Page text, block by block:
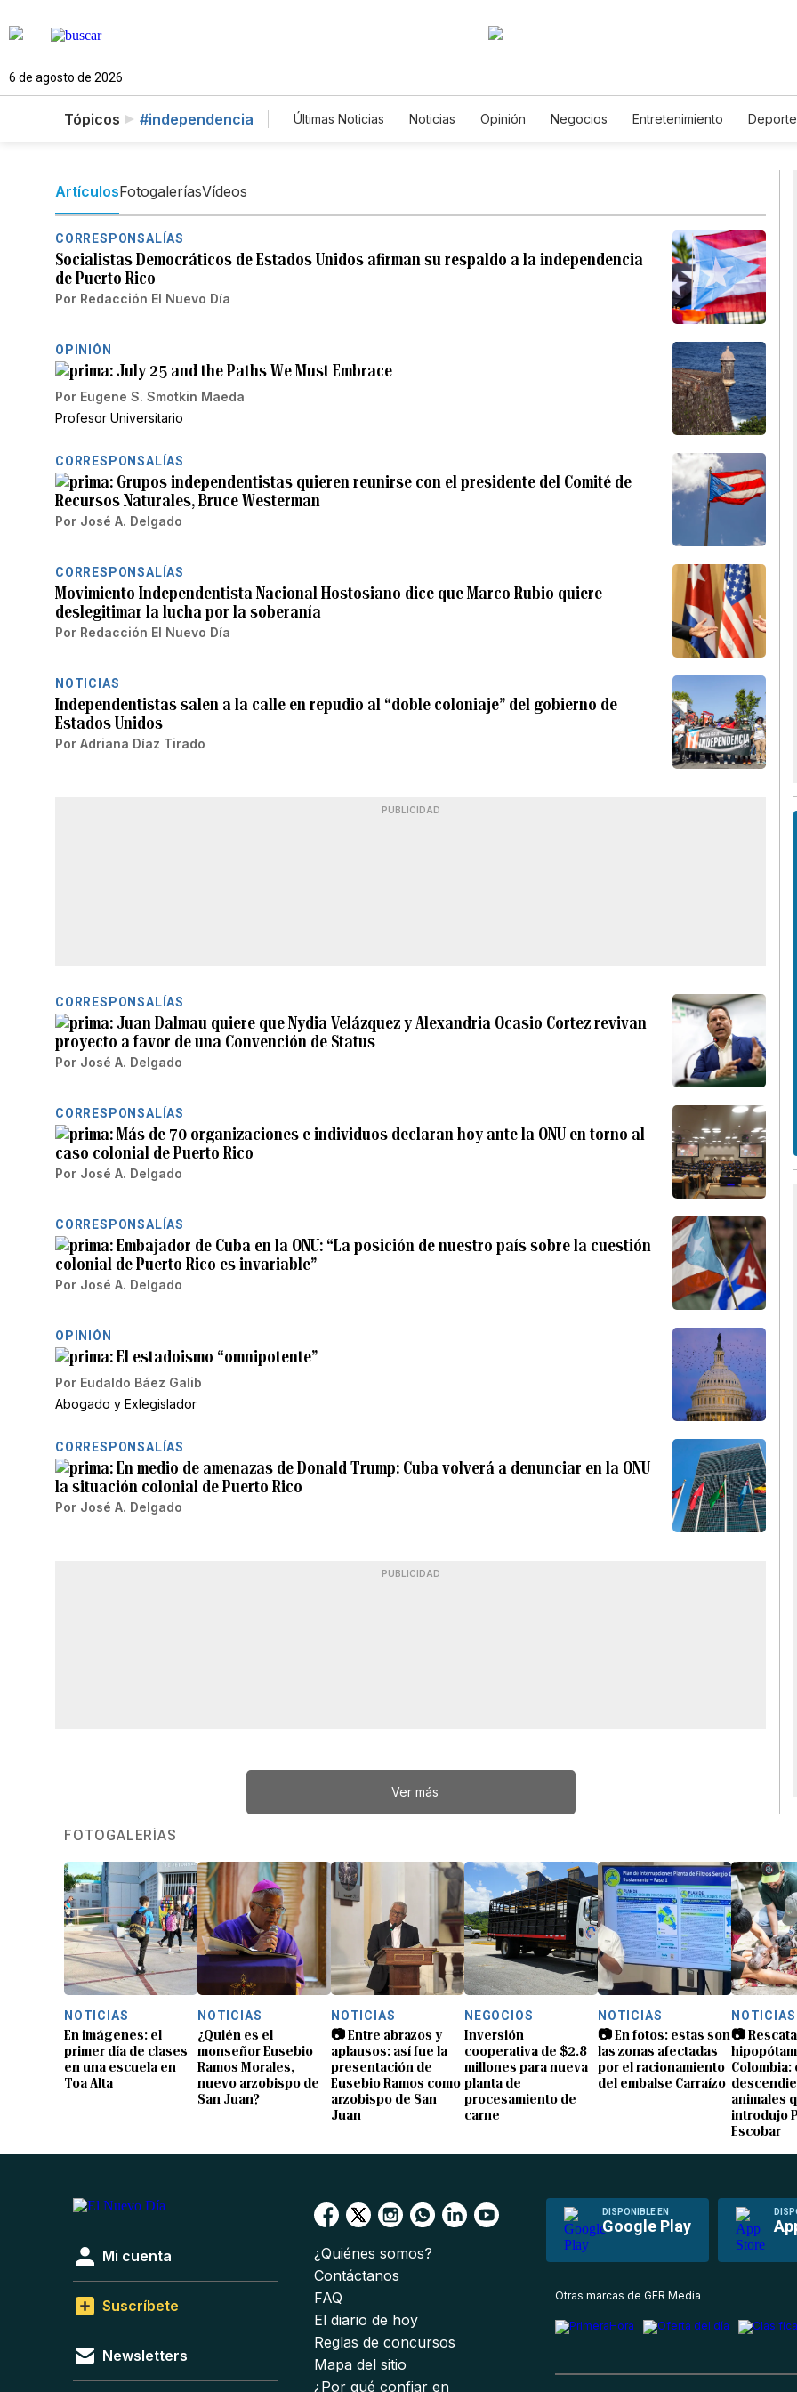
6 de agosto de 2026
Tópicos #independencia Últimas Noticias Noticias Opinión Negocios Entretenimiento
ArtículosFotogaleríasVídeos
CORRESPONSALÍAS
Socialistas Democráticos de Estados Unidos afirman su respaldo a la independencia
de Puerto Rico
Por Redacción El Nuevo Día
OPINIÓN
July 25 and the Paths We Must Embrace
Por Eugene S. Smotkin Maeda
Profesor Universitario
CORRESPONSALÍAS
Grupos independentistas quieren reunirse con el presidente del Comité de
Recursos Naturales, Bruce Westerman
Por José A. Delgado
CORRESPONSALÍAS
Movimiento Independentista Nacional Hostosiano dice que Marco Rubio quiere
deslegitimar la lucha por la soberanía
Por Redacción El Nuevo Día
NOTICIAS
Independentistas salen a la calle en repudio al “doble coloniaje” del gobierno de
Estados Unidos
Por Adriana Díaz Tirado
PUBLICIDAD
CORRESPONSALÍAS
Juan Dalmau quiere que Nydia Velázquez y Alexandria Ocasio Cortez revivan
proyecto a favor de una Convención de Status
Por José A. Delgado
CORRESPONSALÍAS
Más de 70 organizaciones e individuos declaran hoy ante la ONU en torno al
caso colonial de Puerto Rico
Por José A. Delgado
CORRESPONSALÍAS
Embajador de Cuba en la ONU: “La posición de nuestro país sobre la cuestión
colonial de Puerto Rico es invariable”
Por José A. Delgado
OPINIÓN
El estadoismo “omnipotente”
Por Eudaldo Báez Galib
Abogado y Exlegislador
CORRESPONSALÍAS
En medio de amenazas de Donald Trump: Cuba volverá a denunciar en la ONU
la situación colonial de Puerto Rico
Por José A. Delgado
PUBLICIDAD
Ver más
FOTOGALERÍAS
NOTICIAS
En imágenes: el
primer día de clases
en una escuela en
Toa Alta
NOTICIAS
¿Quién es el
monseñor Eusebio
Ramos Morales,
nuevo arzobispo de
San Juan?
NOTICIAS
📷 Entre abrazos y
aplausos: así fue la
presentación de
Eusebio Ramos como
arzobispo de San
Juan
NEGOCIOS
Inversión
cooperativa de $2.8
millones para nueva
planta de
procesamiento de
carne
NOTICIAS
📷 En fotos: estas son
las zonas afectadas
por el racionamiento
del embalse Carraízo
NOTICIAS
📷
Colombia:
animales
introdujo
Escobar
DISPONIBLE EN
Google Play
Mi cuenta
Suscríbete
Newsletters
¿Quiénes somos?
Contáctanos
FAQ
El diario de hoy
Reglas de concursos
Mapa del sitio
¿Por qué confiar en
Otras marcas de GFR Media